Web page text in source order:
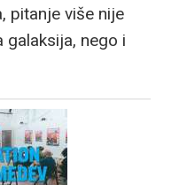
pitanje više nije
galaksija, nego i